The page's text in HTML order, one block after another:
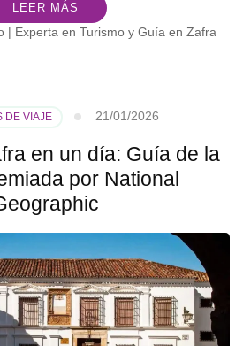
LEER MÁS
| Experta en Turismo y Guía en Zafra
DE VIAJE 21/01/2026
en un día: Guía de la
por National